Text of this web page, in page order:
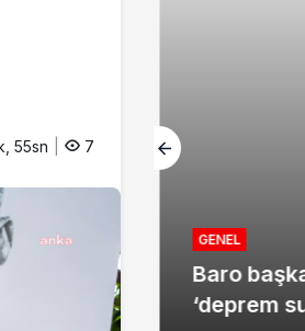
55sn 7
vekili
GENEL
Baro
‘deprem